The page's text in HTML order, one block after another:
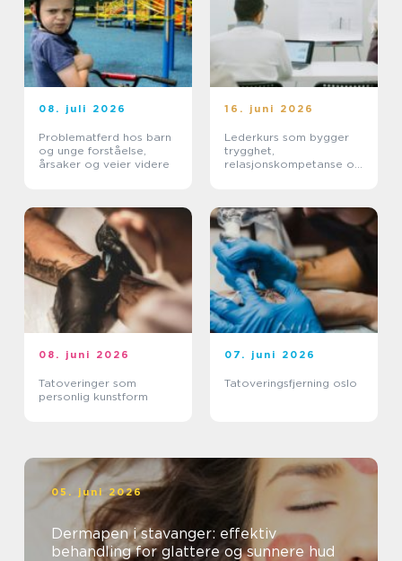
08. juli 2026
Problematferd hos barn
og unge forståelse,
årsaker og veier videre
16. juni 2026
Lederkurs som bygger
trygghet,
relasjonskompetanse og
08. juni 2026
Tatoveringer som
personlig kunstform
07. juni 2026
Tatoveringsfjerning oslo
05. juni 2026
Dermapen i stavanger: effektiv
behandling for glattere og sunnere hud